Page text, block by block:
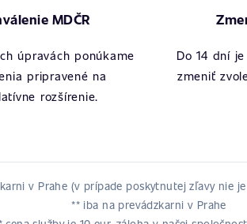
MDČR
úpravách ponúkame
pripravené na
rozšírenie.
Do 14 dní
zmeniť
v Prahe (v prípade poskytnutej zľavy nie
** iba na prevádzkarni v Prahe